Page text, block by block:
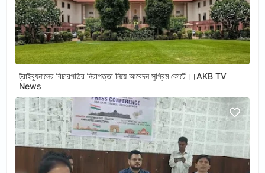
ট্রাইব্যুনালের বিচারপতির নিরাপত্তা নিয়ে আবেদন সুপ্রিম কোর্টে।।AKB TV
News